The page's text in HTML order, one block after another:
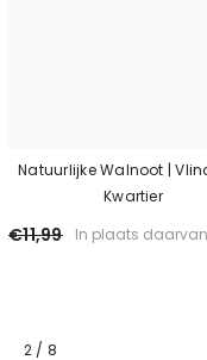
Natuurlijke Walnoot |
Kwartier
€11,99 In plaats daarvan
2 / van
8